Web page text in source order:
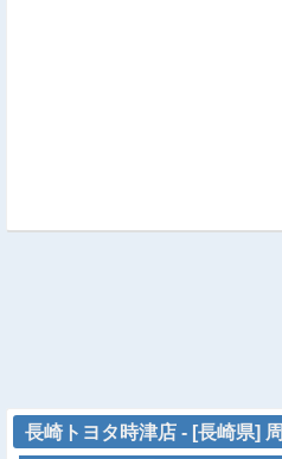
長崎トヨタ時津店 - [長崎県]